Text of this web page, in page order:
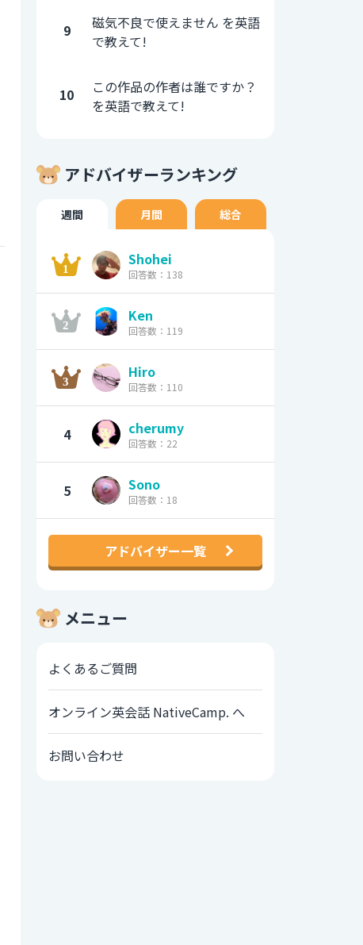
9
磁気不良で使えません を英語
で教えて!
10
この作品の作者は誰ですか？
を英語で教えて!
アドバイザーランキング
週間 月間 総合
Shohei
回答数：138
Ken
回答数：119
Hiro
回答数：110
4 cherumy
回答数：22
5 Sono
回答数：18
アドバイザー一覧
メニュー
よくあるご質問
オンライン英会話 NativeCamp. へ
お問い合わせ